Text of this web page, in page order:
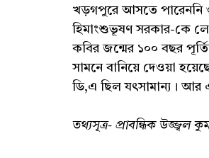
খড়গপুরে আসতে পারেননি
হিমাংশুভূষণ সরকার-কে
কবির জন্মের ১০০ বছর
সামনে বানিয়ে দেওয়া
ডি,এ ছিল যৎসামান্য। আর
তথ্যসূত্র- প্রাবন্ধিক উজ্জ্বল